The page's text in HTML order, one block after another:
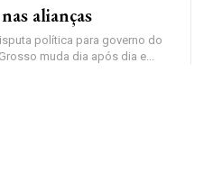
alianças
política para governo do
muda dia após dia e...